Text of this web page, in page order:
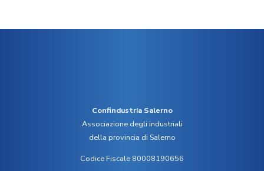
Confindustria Salerno
Associazione degli industriali
della provincia di Salerno
Codice Fiscale 80008190656